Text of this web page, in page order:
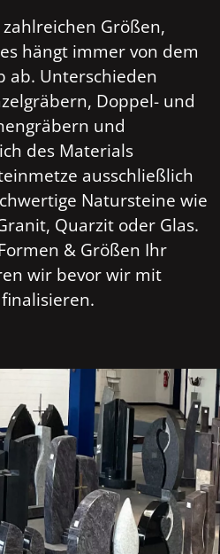
Größen,
hängt immer von dem
ab. Unterschieden
Doppel- und
und
des Materials
ausschließlich
Natursteine wie
Quarzit oder Glas.
& Größen Ihr
wir bevor wir mit